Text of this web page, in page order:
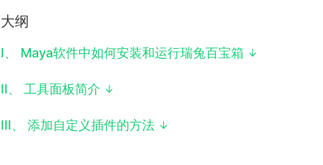
大纲
I、 Maya软件中如何安装和运行瑞兔百宝箱
II、 工具面板简介
III、 添加自定义插件的方法